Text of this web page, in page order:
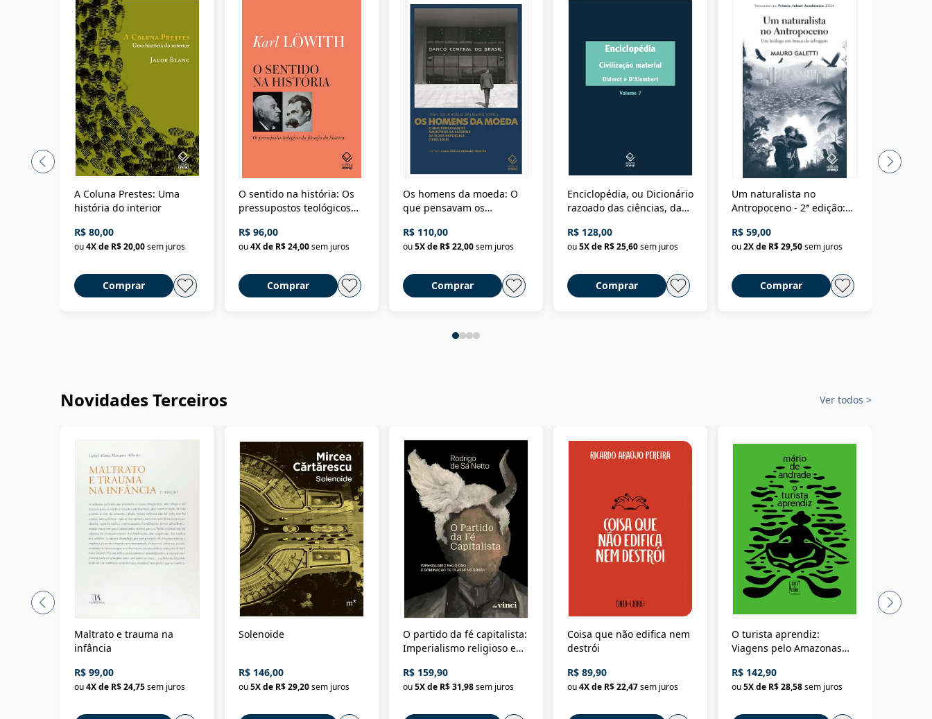
A Coluna Prestes: Uma
história do interior
R$ 80,00
ou4X de R$ 20,00sem juros
Comprar
O sentido na história: Os
pressupostos teológicos
R$ 96,00
ou4X de R$ 24,00sem juros
Comprar
Os homens da moeda: O
que pensavam os
Nova República (1985-
2018)
R$ 110,00
ou5X de R$ 22,00sem juros
Comprar
Enciclopédia, ou Dicionário
razoado das ciências, das
Civilização material
R$ 128,00
ou5X de R$ 25,60sem juros
Comprar
Um naturalista no
Antropoceno - 2ª edição:
selvagem
R$ 59,00
ou2X de R$ 29,50sem juros
Comprar
Novidades Terceiros Ver todos >
Maltrato e trauma na
infância
R$ 99,00
ou4X de R$ 24,75sem juros
Solenoide
R$ 146,00
ou5X de R$ 29,20sem juros
O partido da fé capitalista:
Imperialismo religioso e
Brasil
R$ 159,90
ou5X de R$ 31,98sem juros
Coisa que não edifica nem
destrói
R$ 89,90
ou4X de R$ 22,47sem juros
O turista aprendiz:
Viagens pelo Amazonas
até a Bolívia e por Marajó
até dizer chega
R$ 142,90
ou5X de R$ 28,58sem juros